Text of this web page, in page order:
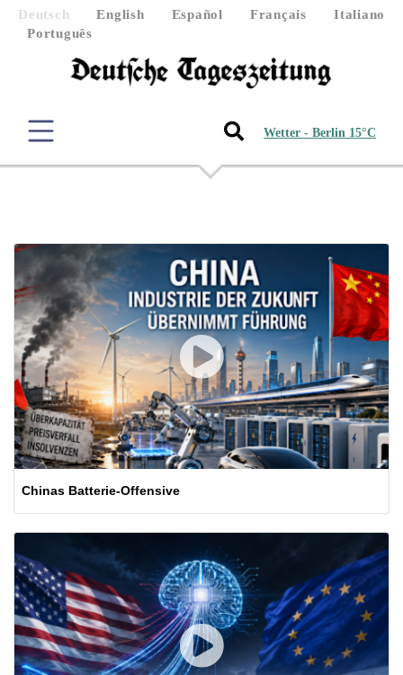
Deutsch English Español Français
Italiano
Português
Wetter - Berlin 15°C
Chinas Batterie-Offensive